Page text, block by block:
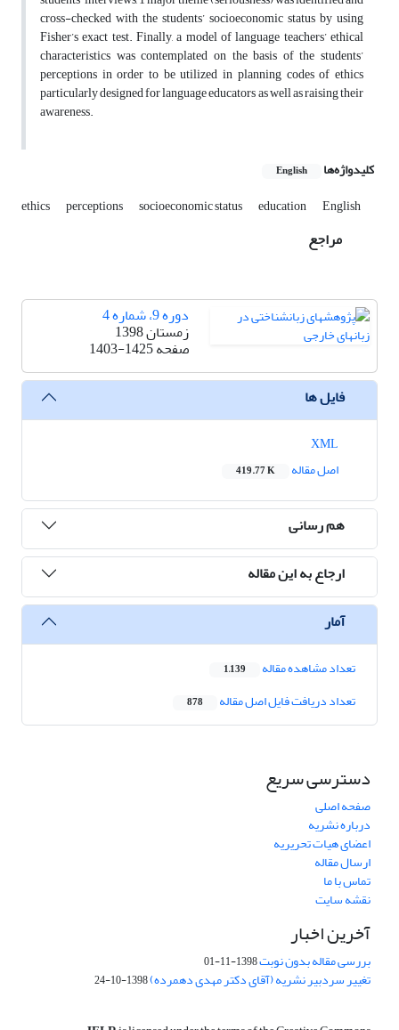
cross-checked with the students’ socioeconomic status by using
Fisher’s exact test. Finally, a model of language teachers’ ethical
characteristics was contemplated on the basis of the students’
perceptions in order to be utilized in planning codes of ethics
particularly designed for language educators as well as raising their
awareness.
کلیدواژه‌ها English
ethics perceptions socioeconomic status education English
مراجع
دوره 9، شماره 4
زمستان 1398
صفحه1403-1425
فایل ها
اصل مقاله
419.77 K
هم رسانی
ارجاع به این مقاله
آمار
تعداد مشاهده مقاله 1,139
تعداد دریافت فایل اصل مقاله 878
دسترسی سریع
صفحه اصلی
درباره نشریه
اعضای هیات تحریریه
ارسال مقاله
تماس با ما
نقشه سایت
آخرین اخبار
بررسی مقاله بدون نوبت1398-11-01
تغییر سردبیر نشریه (آقای دکتر مهدی دهمرده)1398-10-24